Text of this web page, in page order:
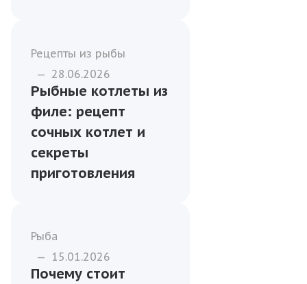
Рецепты из рыбы
— 28.06.2026
Рыбные котлеты из
филе: рецепт
сочных котлет и
секреты
приготовления
Рыба
— 15.01.2026
Почему стоит